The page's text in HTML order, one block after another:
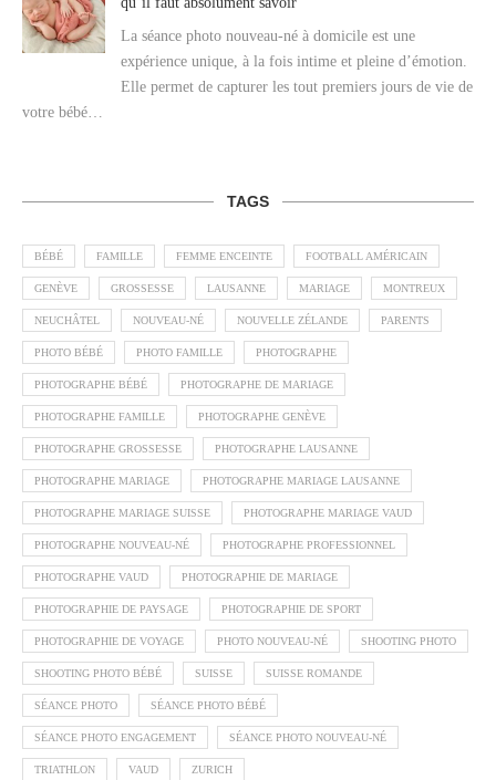
La séance photo nouveau-né à domicile est une
expérience unique, à la fois intime et pleine d’émotion.
Elle permet de capturer les tout premiers jours de vie de
votre bébé…
TAGS
BÉBÉ FAMILLE FEMME ENCEINTE FOOTBALL AMÉRICAIN
GENÈVE GROSSESSE LAUSANNE MARIAGE MONTREUX
NEUCHÂTEL NOUVEAU-NÉ NOUVELLE ZÉLANDE PARENTS
PHOTO BÉBÉ PHOTO FAMILLE PHOTOGRAPHE
PHOTOGRAPHE BÉBÉ PHOTOGRAPHE DE MARIAGE
PHOTOGRAPHE FAMILLE PHOTOGRAPHE GENÈVE
PHOTOGRAPHE GROSSESSE PHOTOGRAPHE LAUSANNE
PHOTOGRAPHE MARIAGE PHOTOGRAPHE MARIAGE LAUSANNE
PHOTOGRAPHE MARIAGE SUISSE PHOTOGRAPHE MARIAGE VAUD
PHOTOGRAPHE NOUVEAU-NÉ PHOTOGRAPHE PROFESSIONNEL
PHOTOGRAPHE VAUD PHOTOGRAPHIE DE MARIAGE
PHOTOGRAPHIE DE PAYSAGE PHOTOGRAPHIE DE SPORT
PHOTOGRAPHIE DE VOYAGE PHOTO NOUVEAU-NÉ SHOOTING PHOTO
SHOOTING PHOTO BÉBÉ SUISSE SUISSE ROMANDE
SÉANCE PHOTO SÉANCE PHOTO BÉBÉ
SÉANCE PHOTO ENGAGEMENT SÉANCE PHOTO NOUVEAU-NÉ
TRIATHLON VAUD ZURICH